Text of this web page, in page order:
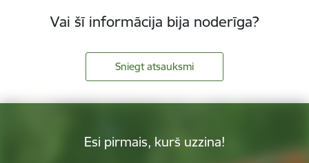
Vai šī informācija bija noderīga?
Sniegt atsauksmi
Esi pirmais, kurš uzzina!